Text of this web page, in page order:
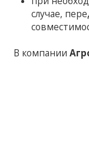
случае,
В компании